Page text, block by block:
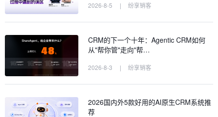
2026-8-5 | 纷享销客
CRM的下一个十年：Agentic CRM如何
从"帮你管"走向"帮…
2026-8-3 | 纷享销客
2026国内外5款好用的AI原生CRM系统推
荐